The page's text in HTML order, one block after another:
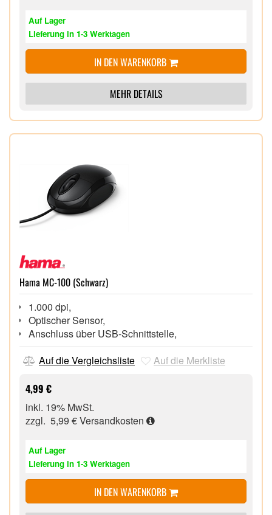
Auf Lager
Lieferung in 1-3 Werktagen
IN DEN WARENKORB
MEHR DETAILS
Hama MC-100 (Schwarz)
1.000 dpi,
Optischer Sensor,
Anschluss über USB-Schnittstelle,
Auf die Vergleichsliste
Auf die Merkliste
4,99 €
inkl. 19% MwSt.
zzgl. 5,99 €Versandkosten
Auf Lager
Lieferung in 1-3 Werktagen
IN DEN WARENKORB